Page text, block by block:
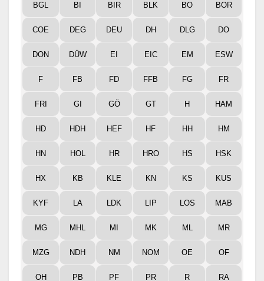
BGL BI BIR BLK BO BOR
COE DEG DEU DH DLG DO
DON DÜW EI EIC EM ESW
F FB FD FFB FG FR
FRI GI GÖ GT H HAM
HD HDH HEF HF HH HM
HN HOL HR HRO HS HSK
HX KB KLE KN KS KUS
KYF LA LDK LIP LOS MAB
MG MHL MI MK ML MR
MZG NDH NM NOM OE OF
OH PB PF PR R RA